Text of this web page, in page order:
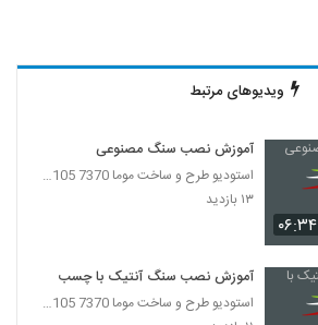
ویدیوهای مرتبط
۰۶:۳۴
آموزش نصب سنگ مصنوعی
استودیو طرح و ساخت موما 7370 7105-021
۱۳ بازدید
آموزش نصب سنگ آنتیک با چسب
استودیو طرح و ساخت موما 7370 7105-021